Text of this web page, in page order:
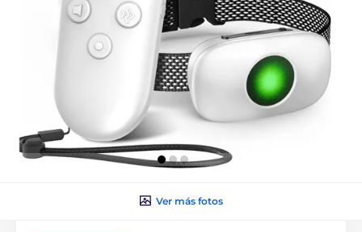
Ver más fotos